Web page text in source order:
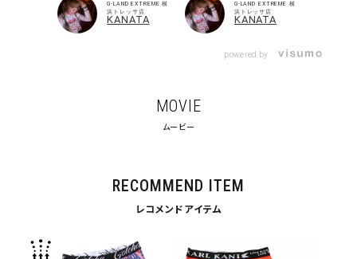
G-LAND EXTREME 横
浜トレッサ店
KANATA
G-LAND EXTREME 横
浜トレッサ店
KANATA
powered by
MOVIE
ムービー
RECOMMEND ITEM
レコメンドアイテム